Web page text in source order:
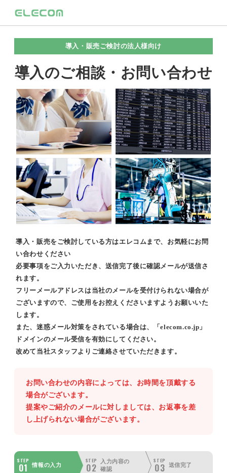
導入・販売ご検討の法人様向け
導入のご相談・お問い合わせ
導入・販売をご検討している方はエレコムまで、お気軽にお問
い合わせください
必要事項をご入力いただき、送信完了後に確認メールが送信さ
れます。
フリーメールアドレスは当社のメールを受付けられない場合が
ございますので、ご使用をお控えくださいますようお願いいた
します。
また、迷惑メール対策をされている場合は、「elecom.co.jp」
ドメインのメール受信を有効にしてください。
改めて当社スタッフよりご連絡させていただきます。
お問い合わせの内容によっては、お時間を頂戴する
場合がございます。
提案やご紹介のメールに対しましては、お返事を差
し上げられない場合がございます。
STEP
01 情報の入力
STEP
02
入力内容の
確認
STEP
03 送信完了